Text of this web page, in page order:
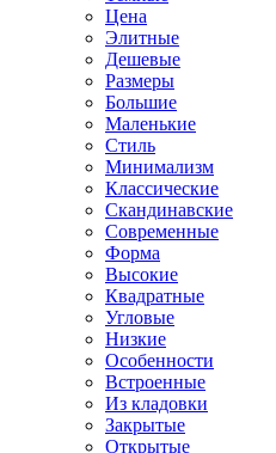
Цена
Элитные
Дешевые
Размеры
Большие
Маленькие
Стиль
Минимализм
Классические
Скандинавские
Современные
Форма
Высокие
Квадратные
Угловые
Низкие
Особенности
Встроенные
Из кладовки
Закрытые
Открытые